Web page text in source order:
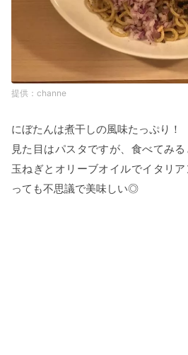
channe
にぼたんは煮干しの風味たっぷり！
見た目はパスタですが、食べてみ
玉ねぎとオリーブオイルでイタリ
っても不思議で美味しい◎